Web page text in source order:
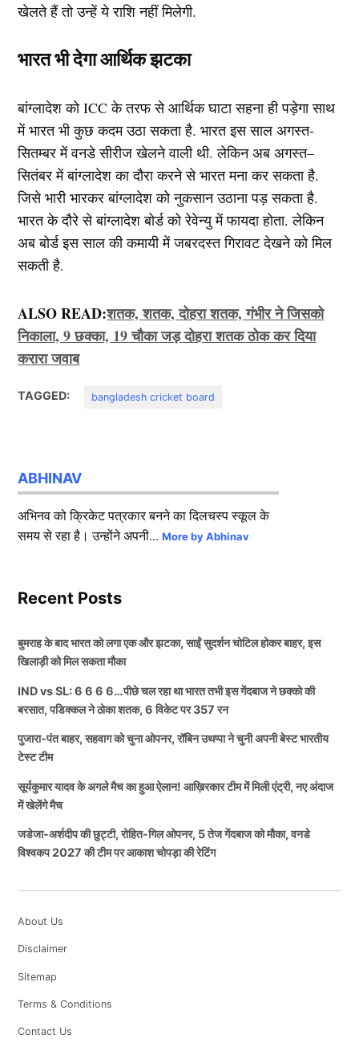
खेलते हैं तो उन्हें ये राशि नहीं मिलेगी.
भारत भी देगा आर्थिक झटका
बांग्लादेश को ICC के तरफ से आर्थिक घाटा सहना ही पड़ेगा साथ
में भारत भी कुछ कदम उठा सकता है. भारत इस साल अगस्त-
सितम्बर में वनडे सीरीज खेलने वाली थी. लेकिन अब अगस्त–
सितंबर में बांग्लादेश का दौरा करने से भारत मना कर सकता है.
जिसे भारी भारकर बांग्लादेश को नुकसान उठाना पड़ सकता है.
भारत के दौरे से बांग्लादेश बोर्ड को रेवेन्यु में फायदा होता. लेकिन
अब बोर्ड इस साल की कमायी में जबरदस्त गिरावट देखने को मिल
सकती है.
ALSO READ:शतक, शतक, दोहरा शतक, गंभीर ने जिसको
निकाला, 9 छक्का, 19 चौका जड़ दोहरा शतक ठोक कर दिया
करारा जवाब
TAGGED: bangladesh cricket board
ABHINAV
अभिनव को क्रिकेट पत्रकार बनने का दिलचस्प स्कूल के
समय से रहा है। उन्होंने अपनी...More by Abhinav
Recent Posts
बुमराह के बाद भारत को लगा एक और झटका, साईं सुदर्शन चोटिल होकर बाहर, इस
खिलाड़ी को मिल सकता मौका
IND vs SL: 6 6 6 6…पीछे चल रहा था भारत तभी इस गेंदबाज ने छक्को की
बरसात, पडिक्कल ने ठोका शतक, 6 विकेट पर 357 रन
पुजारा-पंत बाहर, सहवाग को चुना ओपनर, रॉबिन उथप्पा ने चुनी अपनी बेस्ट भारतीय
टेस्ट टीम
सूर्यकुमार यादव के अगले मैच का हुआ ऐलान! आख़िरकार टीम में मिली एंट्री, नए अंदाज
में खेलेंगे मैच
जडेजा-अर्शदीप की छुट्टी, रोहित-गिल ओपनर, 5 तेज गेंदबाज को मौका, वनडे
विश्वकप 2027 की टीम पर आकाश चोपड़ा की रेटिंग
About Us
Disclaimer
Sitemap
Terms & Conditions
Contact Us